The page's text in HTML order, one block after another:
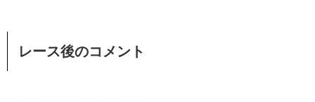
レース後のコメント